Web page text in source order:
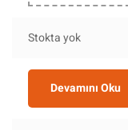
Stokta yok
Devamını Oku